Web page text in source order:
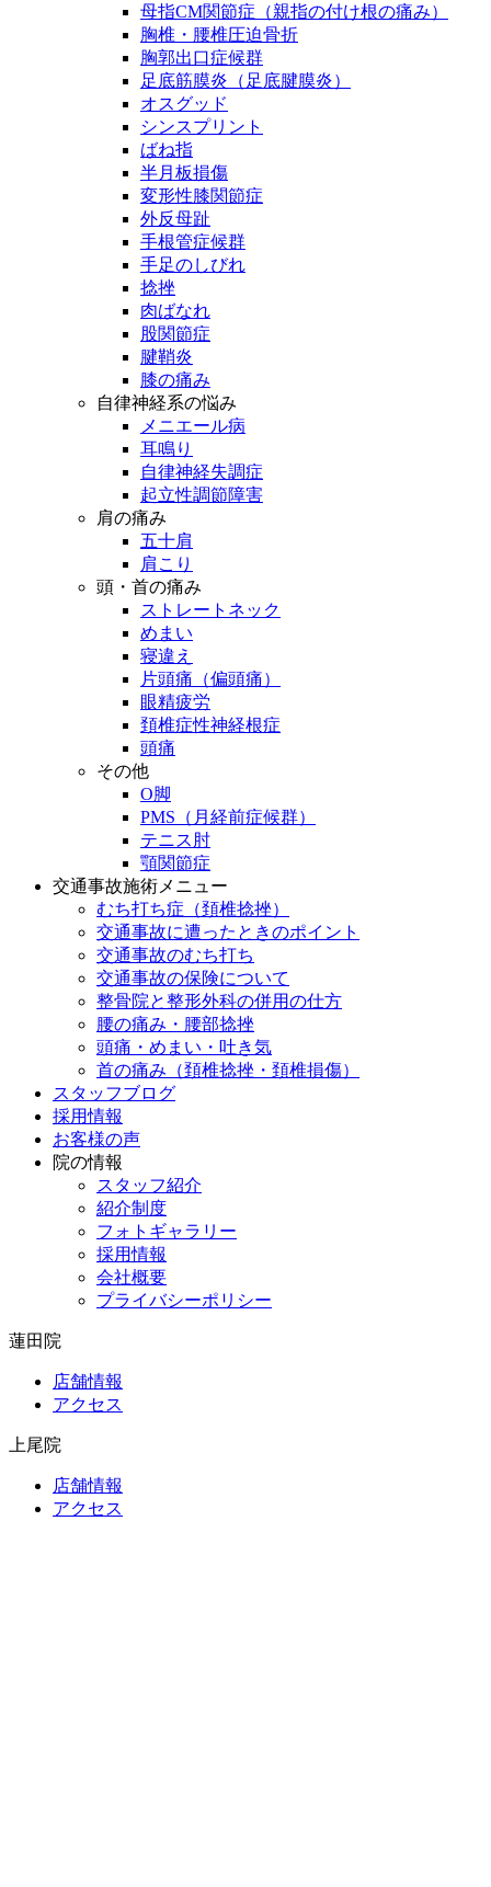
母指CM関節症（親指の付け根の痛み）
胸椎・腰椎圧迫骨折
胸郭出口症候群
足底筋膜炎（足底腱膜炎）
オスグッド
シンスプリント
ばね指
半月板損傷
変形性膝関節症
外反母趾
手根管症候群
手足のしびれ
捻挫
肉ばなれ
股関節症
腱鞘炎
膝の痛み
自律神経系の悩み
メニエール病
耳鳴り
自律神経失調症
起立性調節障害
肩の痛み
五十肩
肩こり
頭・首の痛み
ストレートネック
めまい
寝違え
片頭痛（偏頭痛）
眼精疲労
頚椎症性神経根症
頭痛
その他
O脚
PMS（月経前症候群）
テニス肘
顎関節症
交通事故施術メニュー
むち打ち症（頚椎捻挫）
交通事故に遭ったときのポイント
交通事故のむち打ち
交通事故の保険について
整骨院と整形外科の併用の仕方
腰の痛み・腰部捻挫
頭痛・めまい・吐き気
首の痛み（頚椎捻挫・頚椎損傷）
スタッフブログ
採用情報
お客様の声
院の情報
スタッフ紹介
紹介制度
フォトギャラリー
採用情報
会社概要
プライバシーポリシー
蓮田院
店舗情報
アクセス
上尾院
店舗情報
アクセス